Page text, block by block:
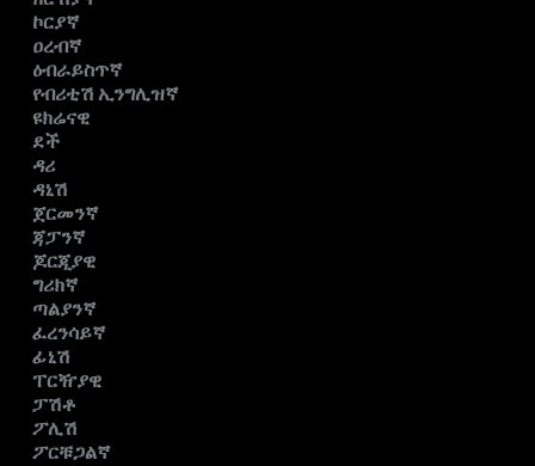
ኮርያኛ
ዐረብኛ
ዕብራይስጥኛ
የብሪቲሽ ኢንግሊዝኛ
ዩክሬናዊ
ደች
ዳሪ
ዳኒሽ
ጀርመንኛ
ጃፓንኛ
ጆርጂያዊ
ግሪክኛ
ጣልያንኛ
ፈረንሳይኛ
ፊኒሽ
ፐርዥያዊ
ፓሽቶ
ፖሊሽ
ፖርቹጋልኛ